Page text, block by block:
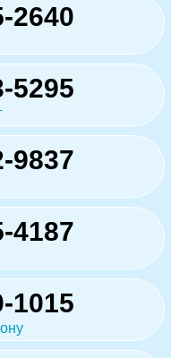
2640
5295
9837
4187
1015